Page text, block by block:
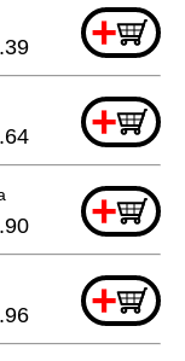
+
+
+
+